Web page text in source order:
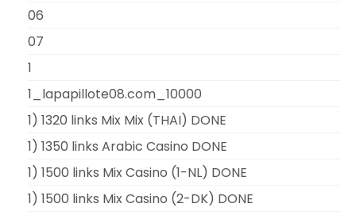
06
07
1
1_lapapillote08.com_10000
1) 1320 links Mix Mix (THAI) DONE
1) 1350 links Arabic Casino DONE
1) 1500 links Mix Casino (1-NL) DONE
1) 1500 links Mix Casino (2-DK) DONE